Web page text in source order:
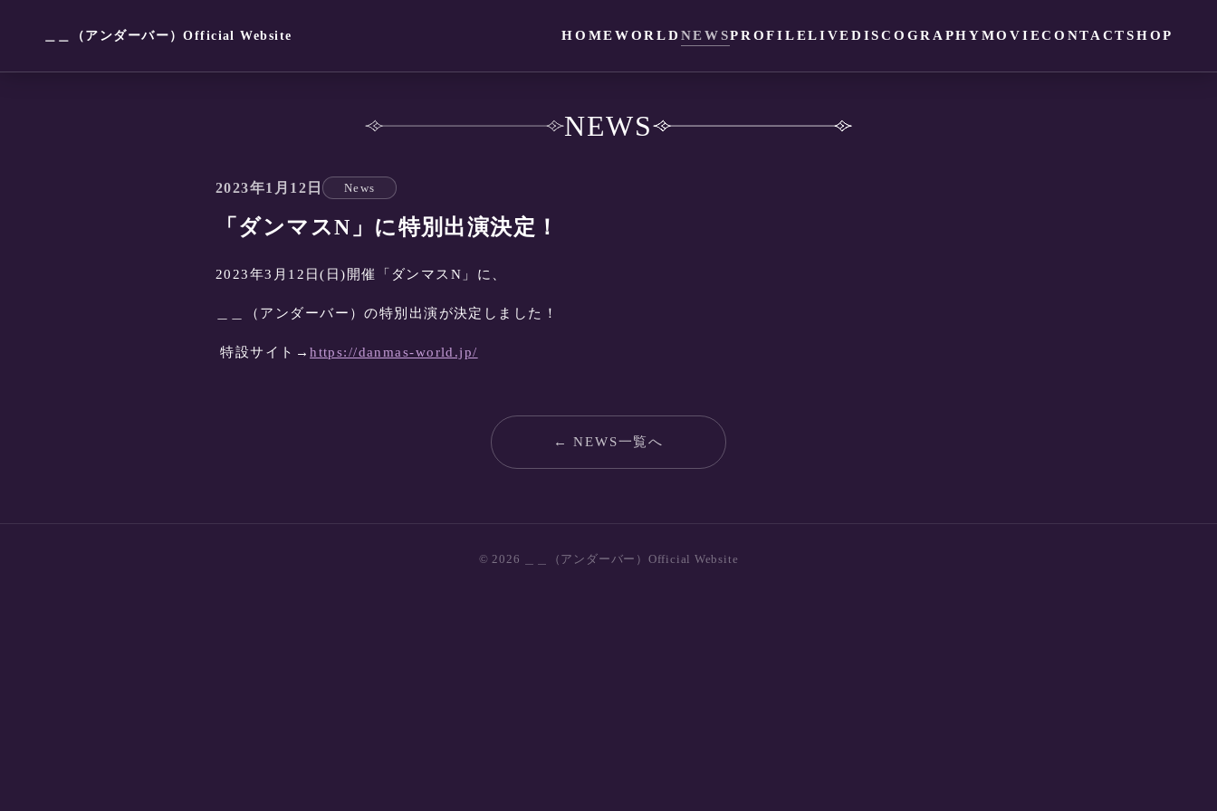
＿＿（アンダーバー）Official Website HOMEWORLD NEWSPROFILELIVEDISCOGRAPHYMOVIECONTACTSHOP
NEWS
2023年1月12日 News
「ダンマスN」に特別出演決定！
2023年3月12日(日)開催「ダンマスN」に、
＿＿（アンダーバー）の特別出演が決定しました！
特設サイト→https://danmas-world.jp/
← NEWS一覧へ
© 2026 ＿＿（アンダーバー）Official Website